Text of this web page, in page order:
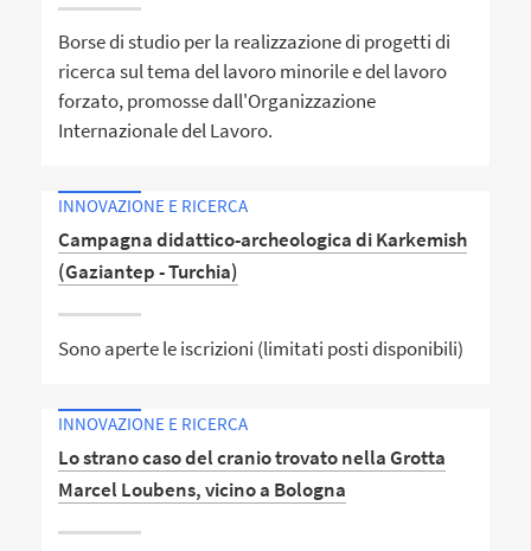
Borse di studio per la realizzazione di progetti di
ricerca sul tema del lavoro minorile e del lavoro
forzato, promosse dall'Organizzazione
Internazionale del Lavoro.
INNOVAZIONE E RICERCA
Campagna didattico-archeologica di Karkemish
(Gaziantep - Turchia)
Sono aperte le iscrizioni (limitati posti disponibili)
INNOVAZIONE E RICERCA
Lo strano caso del cranio trovato nella Grotta
Marcel Loubens, vicino a Bologna